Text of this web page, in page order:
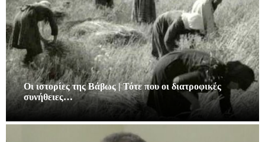
Οι ιστορίες της Βάβως | Τότε που οι διατροφικές
συνήθειες…